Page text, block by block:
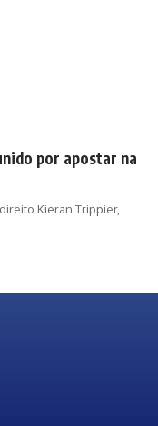
por apostar na
Kieran Trippier,